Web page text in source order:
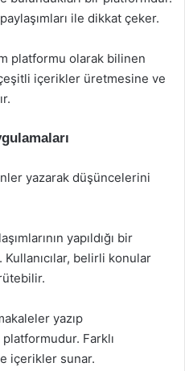
ile dikkat çeker.
platformu olarak bilinen
çeşitli içerikler üretmesine ve
yazarak düşüncelerini
yapıldığı bir
belirli konular
yazıp
Farklı
içerikler sunar.